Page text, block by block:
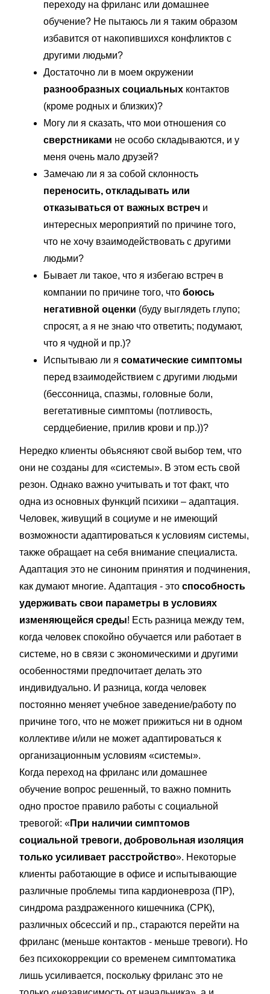
переходу на фриланс или домашнее
обучение? Не пытаюсь ли я таким образом
избавится от накопившихся конфликтов с
другими людьми?
Достаточно ли в моем окружении
разнообразных социальных контактов
(кроме родных и близких)?
Могу ли я сказать, что мои отношения со
сверстниками не особо складываются, и у
меня очень мало друзей?
Замечаю ли я за собой склонность
переносить, откладывать или
отказываться от важных встреч и
интересных мероприятий по причине того,
что не хочу взаимодействовать с другими
людьми?
Бывает ли такое, что я избегаю встреч в
компании по причине того, что боюсь
негативной оценки (буду выглядеть глупо;
спросят, а я не знаю что ответить; подумают,
что я чудной и пр.)?
Испытываю ли я соматические симптомы
перед взаимодействием с другими людьми
(бессонница, спазмы, головные боли,
вегетативные симптомы (потливость,
сердцебиение, прилив крови и пр.))?
Нередко клиенты объясняют свой выбор тем, что
они не созданы для «системы». В этом есть свой
резон. Однако важно учитывать и тот факт, что
одна из основных функций психики – адаптация.
Человек, живущий в социуме и не имеющий
возможности адаптироваться к условиям системы,
также обращает на себя внимание специалиста.
Адаптация это не синоним принятия и подчинения,
как думают многие. Адаптация - это способность
удерживать свои параметры в условиях
изменяющейся среды! Есть разница между тем,
когда человек спокойно обучается или работает в
системе, но в связи с экономическими и другими
особенностями предпочитает делать это
индивидуально. И разница, когда человек
постоянно меняет учебное заведение/работу по
причине того, что не может прижиться ни в одном
коллективе и/или не может адаптироваться к
организационным условиям «системы».
Когда переход на фриланс или домашнее
обучение вопрос решенный, то важно помнить
одно простое правило работы с социальной
тревогой: «При наличии симптомов
социальной тревоги, добровольная изоляция
только усиливает расстройство». Некоторые
клиенты работающие в офисе и испытывающие
различные проблемы типа кардионевроза (ПР),
синдрома раздраженного кишечника (СРК),
различных обсессий и пр., стараются перейти на
фриланс (меньше контактов - меньше тревоги). Но
без психокоррекции со временем симптоматика
лишь усиливается, поскольку фриланс это не